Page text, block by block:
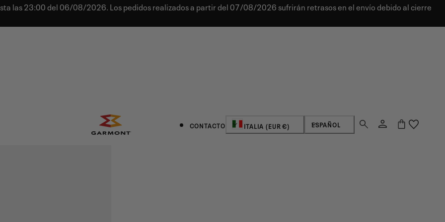
las 23:00 del 06/08/2026. Los pedidos realizados a partir del 07/08/2026 sufrirán retrasos en el envío debido al cierre
CONTACTO País/región
ITALIA (EUR €) Idioma
ESPAÑOL Acceso Carro